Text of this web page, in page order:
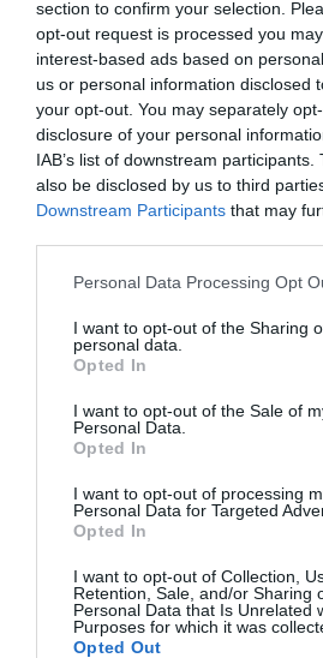
section to confirm your selection.
opt-out request is processed you
interest-based ads based on
us or personal information disclosed
your opt-out. You may separately
disclosure of your personal
IAB’s list of downstream
also be disclosed by us to third
Downstream Participants that may
Personal Data Processing Opt
I want to opt-out of the Sharing
personal data.
Opted In
I want to opt-out of the Sale of
Personal Data.
Opted In
I want to opt-out of processing
Personal Data for Targeted
Opted In
I want to opt-out of Collection,
Retention, Sale, and/or Sharing
Personal Data that Is Unrelated
Purposes for which it was
Opted Out